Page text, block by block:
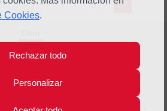
Cookies.
Rechazar todo
Personalizar
X J V S D
9
Nov